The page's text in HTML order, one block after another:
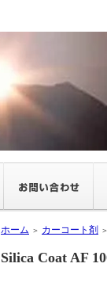
ホーム ＞ カーコート剤 ＞
Silica Coat AF